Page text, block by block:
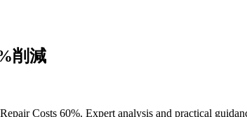
削減
Costs 60%. Expert analysis and practical